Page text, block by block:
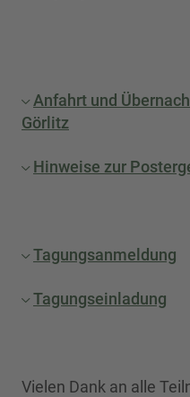
Anfahrt und
Görlitz
Hinweise zur
Tagungsanmeldung
Tagungseinladung
Vielen Dank an alle